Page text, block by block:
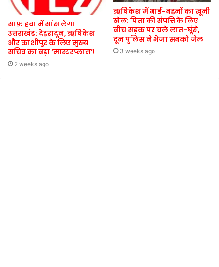
साफ़ हवा में सांस लेगा
उत्तराखंड: देहरादून, ऋषिकेश
और काशीपुर के लिए मुख्य
सचिव का बड़ा ‘मास्टरप्लान’!
2 weeks ago
ऋषिकेश में भाई-बहनों का खूनी
खेल: पिता की संपत्ति के लिए
बीच सड़क पर चले लात-घूंसे,
दून पुलिस ने भेजा सबको जेल
3 weeks ago